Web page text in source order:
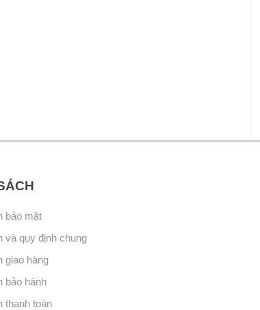
bảo mật
và quy định chung
giao hàng
bảo hành
thanh toán